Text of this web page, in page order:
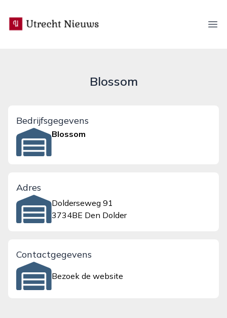
utrecht-nieuws.nl
Blossom
Bedrijfsgegevens
Blossom
Adres
Dolderseweg 91
3734BE Den Dolder
Contactgegevens
Bezoek de website